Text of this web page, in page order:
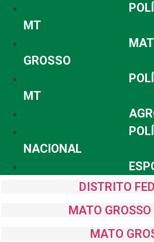
MT
GROSSO
MT
NACIONAL
DISTRITO
MATO GROSSO
MATO